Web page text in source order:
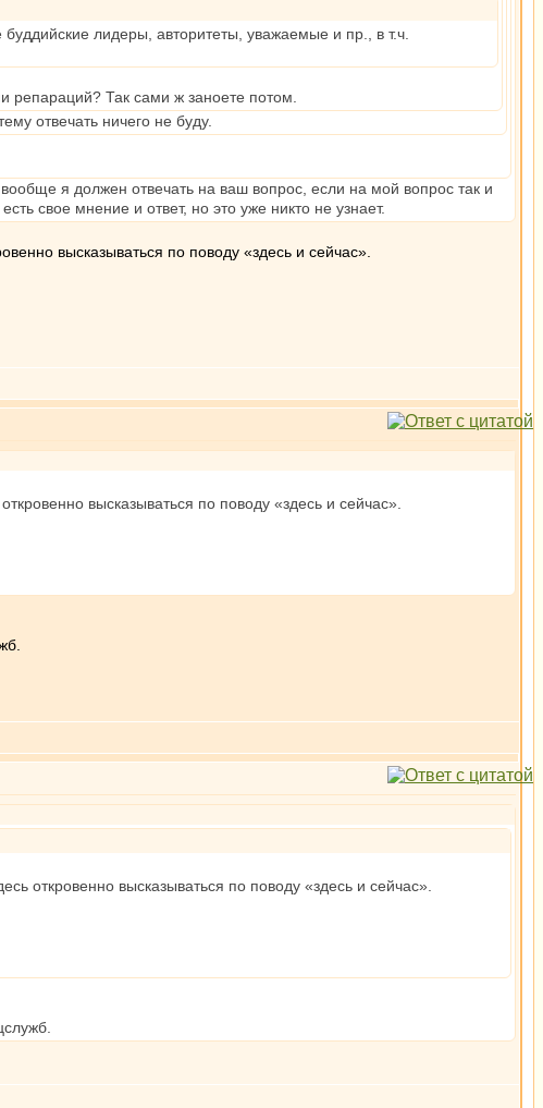
лидеры, авторитеты, уважаемые и пр., в т.ч.
репараций? Так сами ж заноете потом.
отвечать ничего не буду.
я должен отвечать на ваш вопрос, если на мой вопрос так и
свое мнение и ответ, но это уже никто не узнает.
высказываться по поводу «здесь и сейчас».
высказываться по поводу «здесь и сейчас».
откровенно высказываться по поводу «здесь и сейчас».